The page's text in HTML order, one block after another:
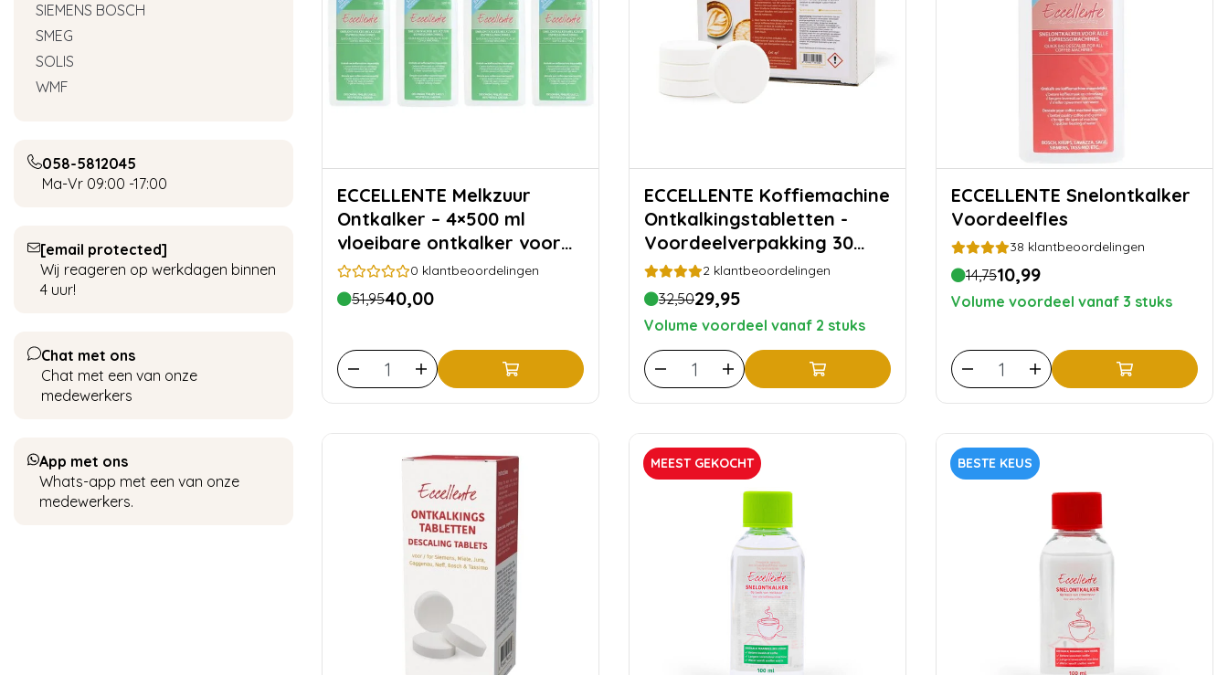
SIEMENS BOSCH
SMEG
SOLIS
WMF
058-5812045
Ma-Vr 09:00 -17:00
[email protected]
Wij reageren op werkdagen binnen
4 uur!
Chat met ons
Chat met een van onze
medewerkers
App met ons
Whats-app met een van onze
medewerkers.
ECCELLENTE Melkzuur
Ontkalker – 4×500 ml
vloeibare ontkalker voor
koffiemachines (20
beurten)
0 klantbeoordelingen
51,9540,00
ECCELLENTE Koffiemachine
Ontkalkingstabletten -
Voordeelverpakking 30
stuks
2 klantbeoordelingen
32,5029,95
Volume voordeel vanaf 2 stuks
ECCELLENTE Snelontkalker
Voordeelfles
38 klantbeoordelingen
14,7510,99
Volume voordeel vanaf 3 stuks
MEEST GEKOCHT BESTE KEUS